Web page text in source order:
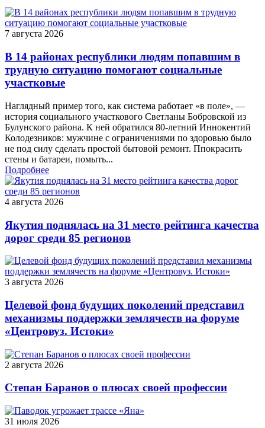
7 августа 2026
В 14 районах республики людям попавшим в
трудную ситуацию помогают социальные
участковые
Наглядный пример того, как система работает «в поле», —
история социального участкового Светланы Бобровской из
Булунского района. К ней обратился 80-летний Иннокентий
Колодезников: мужчине с ограничениями по здоровью было
не под силу сделать простой бытовой ремонт. Ппокрасить
стены и батареи, помыть...
Подробнее
4 августа 2026
Якутия поднялась на 31 место рейтинга качества
дорог среди 85 регионов
3 августа 2026
Целевой фонд будущих поколений представил
механизмы поддержки землячеств на форуме
«Центровуз. Истоки»
2 августа 2026
Степан Баранов о плюсах своей профессии
31 июля 2026